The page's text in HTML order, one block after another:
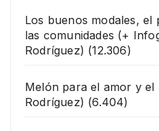
Los buenos modales, el
las comunidades (+
Rodríguez) (12.306)
Melón para el amor y el
Rodríguez) (6.404)